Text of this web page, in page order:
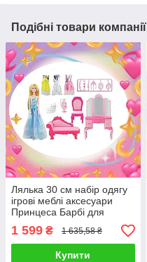
Подібні товари компанії
Лялька 30 см набір одягу
ігрові меблі аксесуари
Принцеса Барбі для
дівчинки Лялечка з
інтер’єром спальні
1 599 ₴ 1 635,58 ₴
Купити